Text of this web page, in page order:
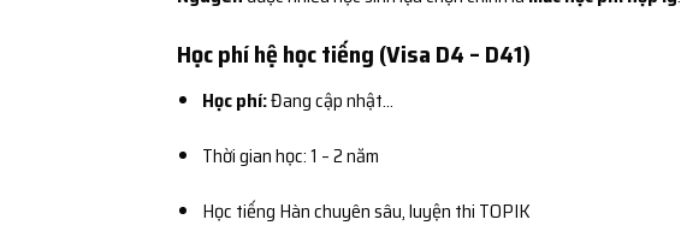
Học phí hệ học tiếng (Visa D4 – D41)
Học phí:Đang cập nhật…
Thời gian học: 1 – 2 năm
Học tiếng Hàn chuyên sâu, luyện thi TOPIK